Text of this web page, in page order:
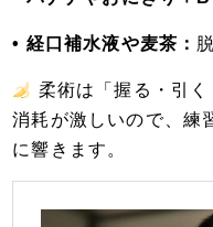
• 経口補水液や麦茶：
柔術は「握る・引
消耗が激しいので、練
に響きます。